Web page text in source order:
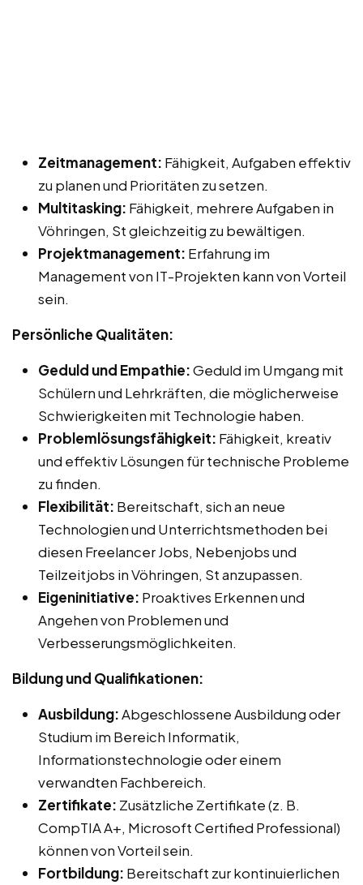
Zeitmanagement: Fähigkeit, Aufgaben effektiv
zu planen und Prioritäten zu setzen.
Multitasking: Fähigkeit, mehrere Aufgaben in
Vöhringen, St gleichzeitig zu bewältigen.
Projektmanagement: Erfahrung im
Management von IT-Projekten kann von Vorteil
sein.
Persönliche Qualitäten:
Geduld und Empathie:Geduld im Umgang mit
Schülern und Lehrkräften, die möglicherweise
Schwierigkeiten mit Technologie haben.
Problemlösungsfähigkeit: Fähigkeit, kreativ
und effektiv Lösungen für technische Probleme
zu finden.
Flexibilität: Bereitschaft, sich an neue
Technologien und Unterrichtsmethoden bei
diesen Freelancer Jobs, Nebenjobs und
Teilzeitjobs in Vöhringen, St anzupassen.
Eigeninitiative: Proaktives Erkennen und
Angehen von Problemen und
Verbesserungsmöglichkeiten.
Bildung und Qualifikationen:
Ausbildung:Abgeschlossene Ausbildung oder
Studium im Bereich Informatik,
Informationstechnologie oder einem
verwandten Fachbereich.
Zertifikate: Zusätzliche Zertifikate (z. B.
CompTIA A+, Microsoft Certified Professional)
können von Vorteil sein.
Fortbildung: Bereitschaft zur kontinuierlichen